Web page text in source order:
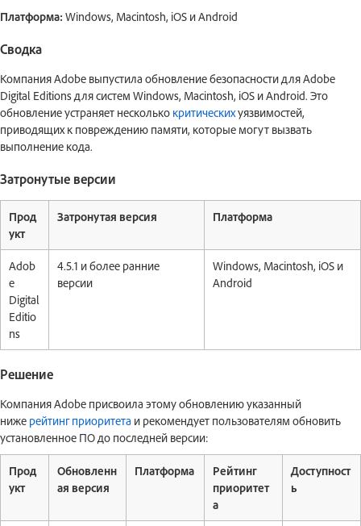
Платформа: Windows, Macintosh, iOS и Android
Сводка
Компания Adobe выпустила обновление безопасности для Adobe
Digital Editions для систем Windows, Macintosh, iOS и Android. Это
обновление устраняет несколько критическихуязвимостей,
приводящих к повреждению памяти, которые могут вызвать
выполнение кода.
Затронутые версии
Прод
укт
Затронутая версия Платформа
Adob
e
Digital
Editio
ns
4.5.1 и более ранние
версии
Windows, Macintosh, iOS и
Android
Решение
Компания Adobe присвоила этому обновлению указанный
ниже рейтинг приоритета и рекомендует пользователям обновить
установленное ПО до последней версии:
Прод
укт
Обновленн
ая версия
Платформа
Рейтинг
приоритет
а
Доступност
ь